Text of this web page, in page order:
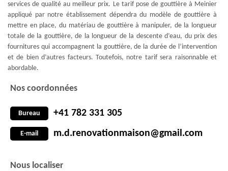
services de qualité au meilleur prix. Le tarif pose de gouttière à Meinier
appliqué par notre établissement dépendra du modèle de gouttière à
mettre en place, du matériau de gouttière à manipuler, de la longueur
totale de la gouttière, de la longueur de la descente d’eau, du prix des
fournitures qui accompagnent la gouttière, de la durée de l’intervention
et de bien d’autres facteurs. Toutefois, notre tarif sera raisonnable et
abordable.
Nos coordonnées
Bureau +41 782 331 305
E-mail m.d.renovationmaison@gmail.com
Nous localiser